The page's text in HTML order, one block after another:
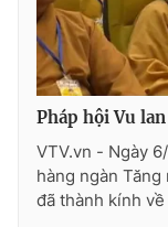
Pháp hội Vu
VTV.vn - Ngày
hàng ngàn
đã thành kính